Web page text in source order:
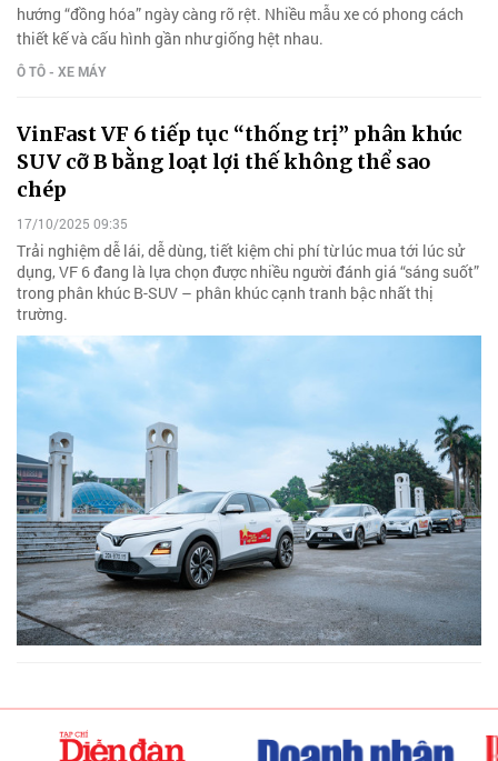
hướng “đồng hóa” ngày càng rõ rệt. Nhiều mẫu xe có phong cách
thiết kế và cấu hình gần như giống hệt nhau.
Ô TÔ - XE MÁY
VinFast VF 6 tiếp tục “thống trị” phân khúc
SUV cỡ B bằng loạt lợi thế không thể sao
chép
17/10/2025 09:35
Trải nghiệm dễ lái, dễ dùng, tiết kiệm chi phí từ lúc mua tới lúc sử
dụng, VF 6 đang là lựa chọn được nhiều người đánh giá “sáng suốt”
trong phân khúc B-SUV – phân khúc cạnh tranh bậc nhất thị
trường.